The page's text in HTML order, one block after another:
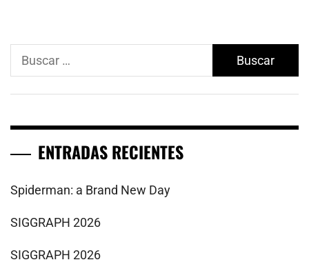
Buscar:
ENTRADAS RECIENTES
Spiderman: a Brand New Day
SIGGRAPH 2026
SIGGRAPH 2026